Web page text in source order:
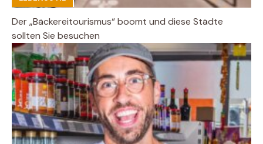
Der „Bäckereitourismus“ boomt und diese Städte
sollten Sie besuchen